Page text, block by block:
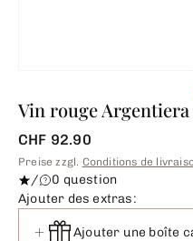
Vin rouge Argentiera
CHF 92.90
Preise zzgl. Conditions de
/
0 question
Ajouter des extras:
Ajouter une boîte